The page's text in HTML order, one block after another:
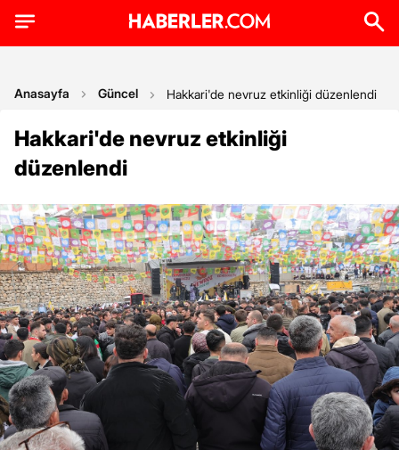
Anasayfa Güncel Hakkari'de nevruz etkinliği düzenlendi
Hakkari'de nevruz etkinliği
düzenlendi